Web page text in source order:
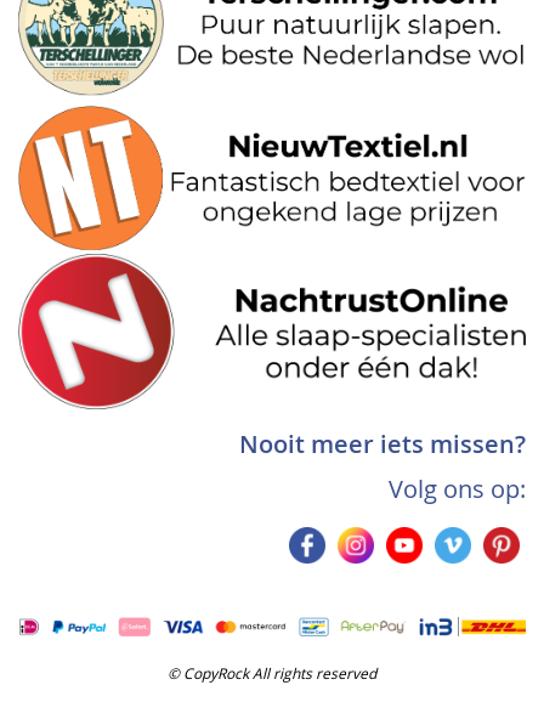
Nooit meer iets missen?
Volg ons op:
© CopyRock All rights reserved